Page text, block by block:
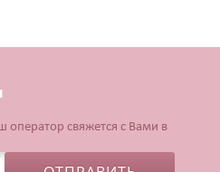
оператор свяжется с Вами в